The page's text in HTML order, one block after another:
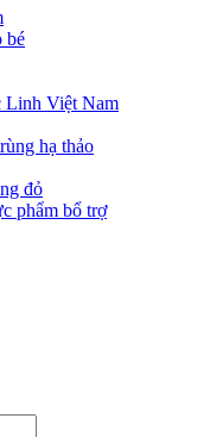
bé
Linh Việt Nam
hạ thảo
đỏ
phẩm bổ trợ